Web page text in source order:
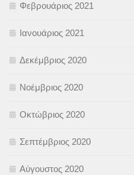
Φεβρουάριος 2021
Ιανουάριος 2021
Δεκέμβριος 2020
Νοέμβριος 2020
Οκτώβριος 2020
Σεπτέμβριος 2020
Αύγουστος 2020